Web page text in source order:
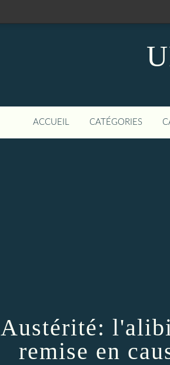
ACCUEIL CATÉGORIES
Austérité:
remise en